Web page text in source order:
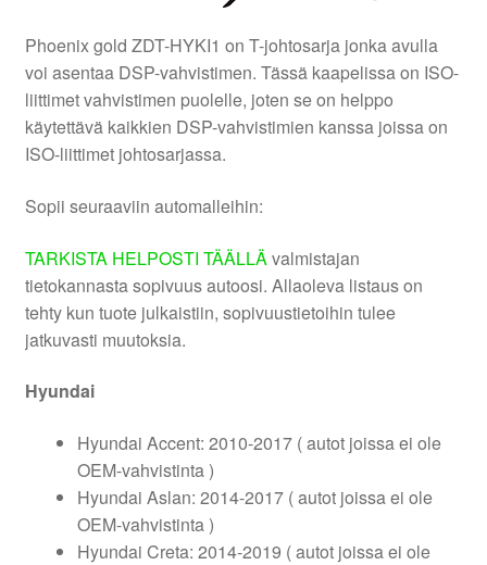
Phoenix gold ZDT-HYKI1 on T-johtosarja jonka avulla
voi asentaa DSP-vahvistimen. Tässä kaapelissa on ISO-
liittimet vahvistimen puolelle, joten se on helppo
käytettävä kaikkien DSP-vahvistimien kanssa joissa on
ISO-liittimet johtosarjassa.
Sopii seuraaviin automalleihin:
TARKISTA HELPOSTI TÄÄLLÄvalmistajan
tietokannasta sopivuus autoosi. Allaoleva listaus on
tehty kun tuote julkaistiin, sopivuustietoihin tulee
jatkuvasti muutoksia.
Hyundai
Hyundai Accent: 2010-2017 ( autot joissa ei ole
OEM-vahvistinta )
Hyundai Aslan: 2014-2017 ( autot joissa ei ole
OEM-vahvistinta )
Hyundai Creta: 2014-2019 ( autot joissa ei ole